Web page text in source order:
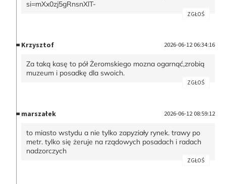
si=mXx0zj5gRnsnXlT-
ZGŁOŚ
Krzysztof 2026-06-12 06:34:16
Za taką kasę to pół Żeromskiego mozna ogarnąć,zrobią
muzeum i posadkę dla swoich.
ZGŁOŚ
marszałek 2026-06-12 08:59:12
to miasto wstydu a nie tylko zapyziały rynek. trawy po
metr. tylko się żeruje na rządowych posadach i radach
nadzorczych
ZGŁOŚ